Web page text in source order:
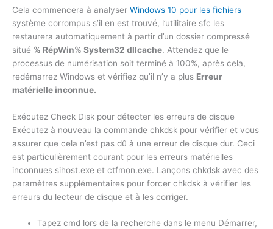
Cela commencera à analyser Windows 10 pour les fichiers
système corrompus s’il en est trouvé, l’utilitaire sfc les
restaurera automatiquement à partir d’un dossier compressé
situé % RépWin% System32 dllcache. Attendez que le
processus de numérisation soit terminé à 100%, après cela,
redémarrez Windows et vérifiez qu’il n’y a plus Erreur
matérielle inconnue.
Exécutez Check Disk pour détecter les erreurs de disque
Exécutez à nouveau la commande chkdsk pour vérifier et vous
assurer que cela n’est pas dû à une erreur de disque dur. Ceci
est particulièrement courant pour les erreurs matérielles
inconnues sihost.exe et ctfmon.exe. Lançons chkdsk avec des
paramètres supplémentaires pour forcer chkdsk à vérifier les
erreurs du lecteur de disque et à les corriger.
Tapez cmd lors de la recherche dans le menu Démarrer,